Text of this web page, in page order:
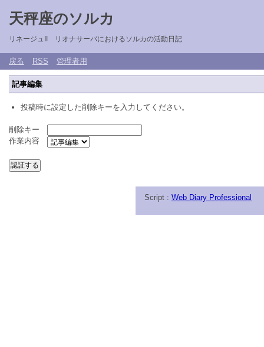
天秤座のソルカ
リネージュII リオナサーバにおけるソルカの活動日記
戻る RSS 管理者用
記事編集
投稿時に設定した削除キーを入力してください。
削除キー
作業内容
Script : Web Diary Professional